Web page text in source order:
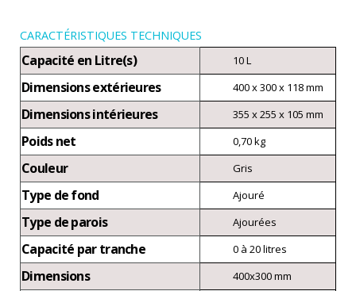
CARACTÉRISTIQUES TECHNIQUES
Capacité en Litre(s) 10 L
Dimensions extérieures 400 x 300 x 118 mm
Dimensions intérieures 355 x 255 x 105 mm
Poids net 0,70 kg
Couleur Gris
Type de fond Ajouré
Type de parois Ajourées
Capacité par tranche 0 à 20 litres
Dimensions 400x300 mm